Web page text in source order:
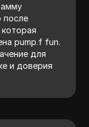
после
pump.f fun.
для
и доверия